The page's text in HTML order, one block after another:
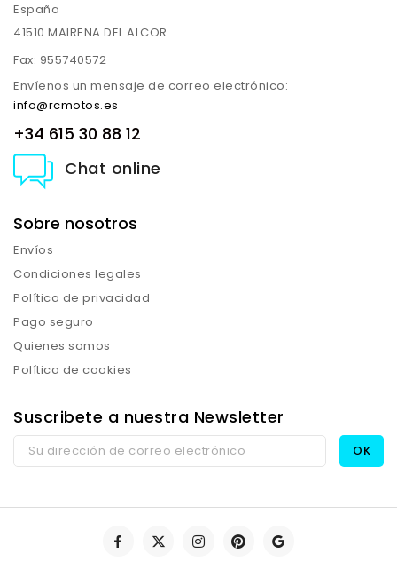
España
41510 MAIRENA DEL ALCOR
Fax: 955740572
Envíenos un mensaje de correo electrónico:
info@rcmotos.es
+34 615 30 88 12
Chat online
Sobre nosotros
Envíos
Condiciones legales
Política de privacidad
Pago seguro
Quienes somos
Política de cookies
Suscribete a nuestra Newsletter